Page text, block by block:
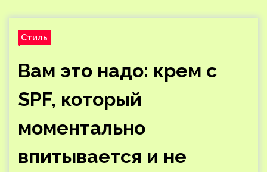
Стиль
Вам это надо: крем с
SPF, который
моментально
впитывается и не